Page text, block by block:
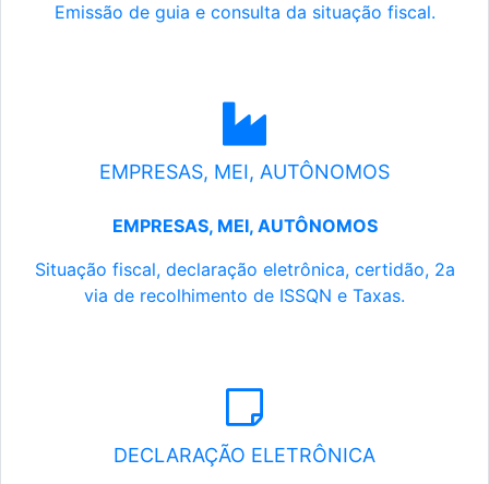
Emissão de guia e consulta da situação fiscal.
EMPRESAS, MEI, AUTÔNOMOS
EMPRESAS, MEI, AUTÔNOMOS
Situação fiscal, declaração eletrônica, certidão, 2a
via de recolhimento de ISSQN e Taxas.
DECLARAÇÃO ELETRÔNICA